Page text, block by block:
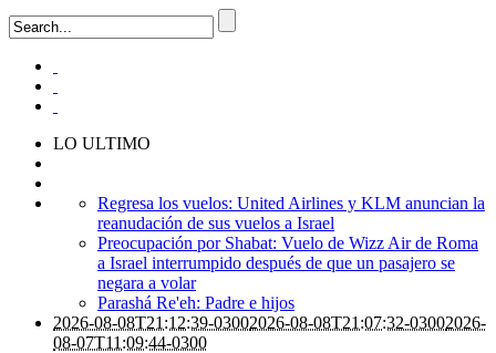
LO ULTIMO
Regresa los vuelos: United Airlines y KLM anuncian la
reanudación de sus vuelos a Israel
Preocupación por Shabat: Vuelo de Wizz Air de Roma
a Israel interrumpido después de que un pasajero se
negara a volar
Parashá Re'eh: Padre e hijos
2026-08-08T21:12:39-03002026-08-08T21:07:32-03002026-
08-07T11:09:44-0300